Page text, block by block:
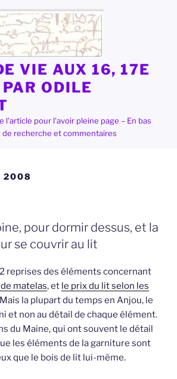
VIE AUX 16, 17E
ODILE
l'article pour l'avoir pleine page – En bas
de recherche et commentaires
2008
pour dormir dessus, et la
se couvrir au lit
reprises des éléments concernant
matelas, et le prix du lit selon les
la plupart du temps en Anjou, le
et non au détail de chaque élément.
du Maine, qui ont souvent le détail
les éléments de la garniture sont
que le bois de lit lui-même.